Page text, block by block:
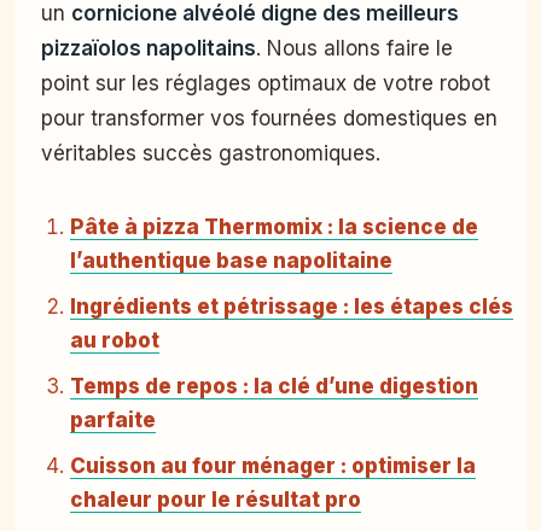
un cornicione alvéolé digne des meilleurs
pizzaïolos napolitains. Nous allons faire le
point sur les réglages optimaux de votre robot
pour transformer vos fournées domestiques en
véritables succès gastronomiques.
Pâte à pizza Thermomix : la science de
l’authentique base napolitaine
Ingrédients et pétrissage : les étapes clés
au robot
Temps de repos : la clé d’une digestion
parfaite
Cuisson au four ménager : optimiser la
chaleur pour le résultat pro